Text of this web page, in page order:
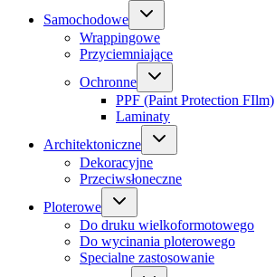
Samochodowe
Wrappingowe
Przyciemniające
Ochronne
PPF (Paint Protection FIlm)
Laminaty
Architektoniczne
Dekoracyjne
Przeciwsłoneczne
Ploterowe
Do druku wielkoformotowego
Do wycinania ploterowego
Specialne zastosowanie